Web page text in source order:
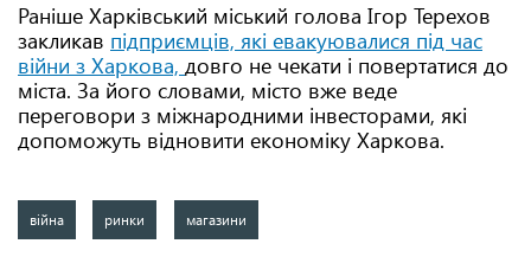
Раніше Харківський міський голова Ігор Терехов
закликав підприємців, які евакуювалися під час
війни з Харкова, довго не чекати і повертатися до
міста. За його словами, місто вже веде
переговори з міжнародними інвесторами, які
допоможуть відновити економіку Харкова.
війна ринки магазини